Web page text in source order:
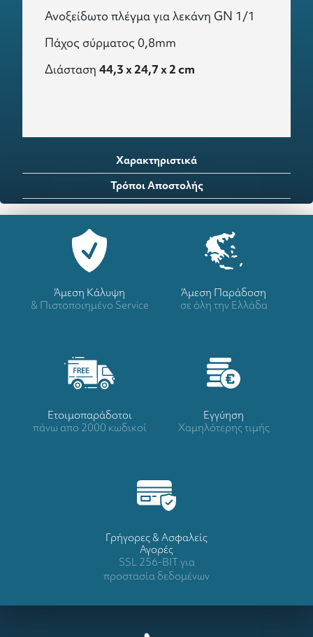
Ανοξείδωτο πλέγμα για λεκάνη GN 1/1
Πάχος σύρματος 0,8mm
Διάσταση 44,3 x 24,7 x 2 cm
Χαρακτηριστικά
Τρόποι Αποστολής
Άμεση Κάλυψη
& Πιστοποιημένο Service
Άμεση Παράδοση
σε όλη την Ελλάδα
Ετοιμοπαράδοτοι
πάνω απο 2000 κωδικοί
Eγγύηση
Χαμηλότερης τιμής
Γρήγορες & Ασφαλείς
Αγορές
SSL 256-BIT για
προστασία δεδομένων